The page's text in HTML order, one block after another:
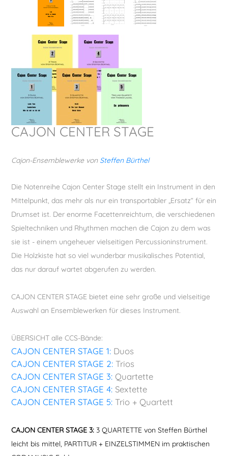
Play-Along
Quartett
Quintett
Sextett
Trio
CAJON CENTER STAGE
Cajon-Ensemblewerke von Steffen Bürthel
Die Notenreihe Cajon Center Stage stellt ein Instrument in den
Mittelpunkt, das mehr als nur ein transportabler „Ersatz“ für ein
Drumset ist. Der enorme Facettenreichtum, die verschiedenen
Spieltechniken und Rhythmen machen die Cajon zu dem was
sie ist - einem ungeheuer vielseitigen Percussioninstrument.
Die Holzkiste hat so viel wunderbar musikalisches Potential,
das nur darauf wartet abgerufen zu werden.
CAJON CENTER STAGE bietet eine sehr große und vielseitige
Auswahl an Ensemblewerken für dieses Instrument.
ÜBERSICHT alle CCS-Bände:
CAJON CENTER STAGE 1: Duos
CAJON CENTER STAGE 2: Trios
CAJON CENTER STAGE 3: Quartette
CAJON CENTER STAGE 4: Sextette
CAJON CENTER STAGE 5: Trio + Quartett
CAJON CENTER STAGE 3: 3 QUARTETTE von Steffen Bürthel
leicht bis mittel, PARTITUR + EINZELSTIMMEN im praktischen